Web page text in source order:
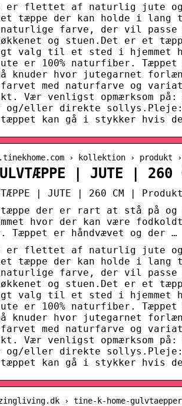
er flettet af naturlig jute
tæppe der kan holde i lang
naturlige farve, der vil
og stuen.Det er et
valg til et sted i hjemmet
er 100% naturfiber.
knuder hvor jutegarnet
farvet med naturfarve og
Vær venligst opmærksom
eller direkte sollys.Pleje:
kan gå i stykker hvis
› kollektion › produkt
| JUTE | 260
| JUTE | 260 CM |
der er rart at stå på
hvor der kan være
Tæppet er håndvævet og der …
er flettet af naturlig jute
tæppe der kan holde i lang
naturlige farve, der vil
og stuen.Det er et
valg til et sted i hjemmet
er 100% naturfiber.
knuder hvor jutegarnet
farvet med naturfarve og
Vær venligst opmærksom
eller direkte sollys.Pleje:
kan gå i stykker hvis
› tine-k-home-gulvtaepper